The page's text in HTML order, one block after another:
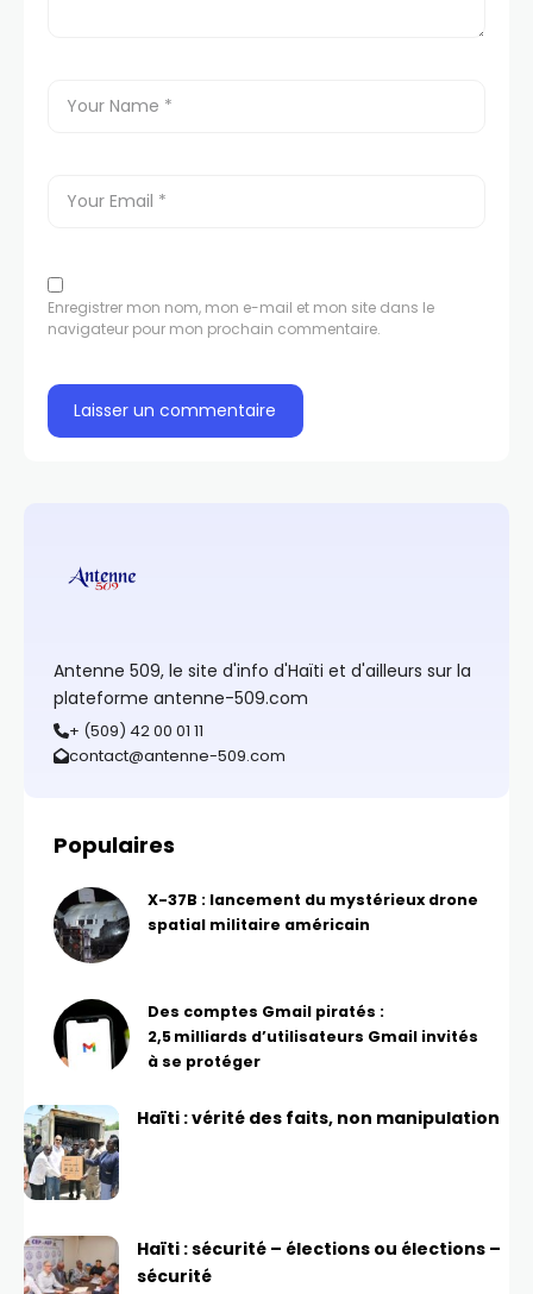
Enregistrer mon nom, mon e-mail et mon site dans le
navigateur pour mon prochain commentaire.
Antenne 509, le site d'info d'Haïti et d'ailleurs sur la
plateforme antenne-509.com
+ (509) 42 00 01 11
contact@antenne-509.com
Populaires
X-37B : lancement du mystérieux drone
spatial militaire américain
Des comptes Gmail piratés :
2,5 milliards d’utilisateurs Gmail invités
à se protéger
Haïti : vérité des faits, non manipulation
Haïti : sécurité – élections ou élections –
sécurité